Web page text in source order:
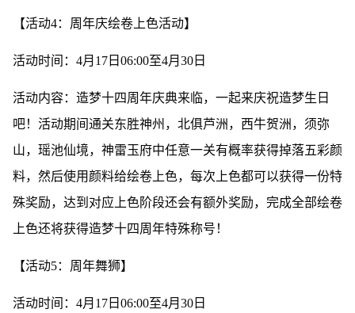
【活动4：周年庆绘卷上色活动】
活动时间：4月17日06:00至4月30日
活动内容：造梦十四周年庆典来临，一起来庆祝造梦生日
吧！活动期间通关东胜神州，北俱芦洲，西牛贺洲，须弥
山，瑶池仙境，神雷玉府中任意一关有概率获得掉落五彩颜
料，然后使用颜料给绘卷上色，每次上色都可以获得一份特
殊奖励，达到对应上色阶段还会有额外奖励，完成全部绘卷
上色还将获得造梦十四周年特殊称号！
【活动5：周年舞狮】
活动时间：4月17日06:00至4月30日